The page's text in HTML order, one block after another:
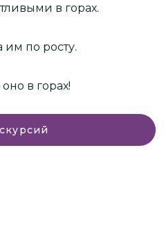
в горах.
им по росту.
в горах!